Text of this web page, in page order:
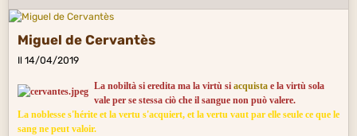
Miguel de Cervantès
Il 14/04/2019
La nobiltàsi eredita ma la virtù si acquistae la virtù sola
vale per se stessa ciò che il sangue non può valere.
La noblesse s'hérite et la vertu s'acquiert, et la vertu vaut par elle seule ce que le
sang ne peut valoir.